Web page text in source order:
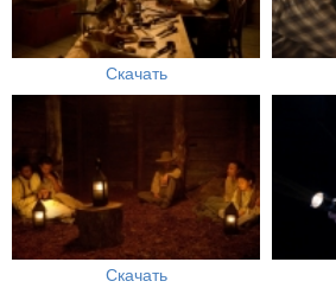
Скачать
Скачать